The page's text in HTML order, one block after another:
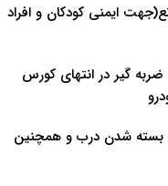
ایمنی کودکان و افراد
گیر در انتهای کورس
بسته شدن درب و همچنین